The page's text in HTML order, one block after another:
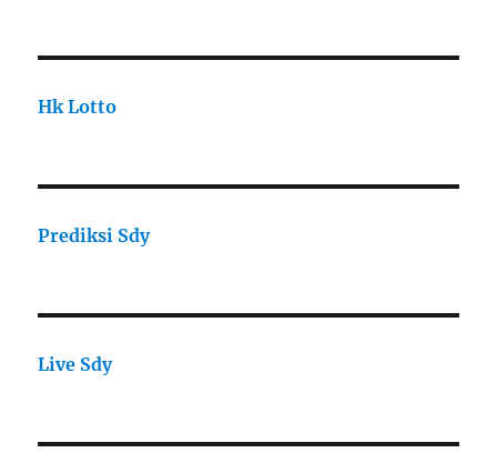
Hk Lotto
Prediksi Sdy
Live Sdy